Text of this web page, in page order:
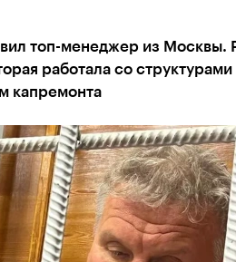
топ-менеджер из Москвы.
работала со структурами
капремонта